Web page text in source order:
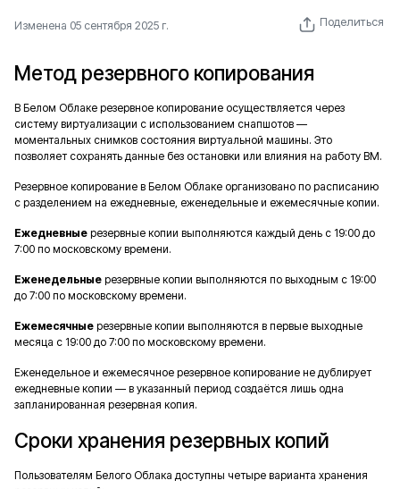
Изменена 05 сентября 2025 г. Поделиться
Метод резервного копирования
В Белом Облаке резервное копирование осуществляется через
систему виртуализации с использованием снапшотов —
моментальных снимков состояния виртуальной машины. Это
позволяет сохранять данные без остановки или влияния на работу ВМ.
Резервное копирование в Белом Облаке организовано по расписанию
с разделением на ежедневные, еженедельные и ежемесячные копии.
Ежедневные резервные копии выполняются каждый день с 19:00 до
7:00 по московскому времени.
Еженедельные резервные копии выполняются по выходным с 19:00
до 7:00 по московскому времени.
Ежемесячные резервные копии выполняются в первые выходные
месяца с 19:00 до 7:00 по московскому времени.
Еженедельное и ежемесячное резервное копирование не дублирует
ежедневные копии — в указанный период создаётся лишь одна
запланированная резервная копия.
Сроки хранения резервных копий
Пользователям Белого Облака доступны четыре варианта хранения